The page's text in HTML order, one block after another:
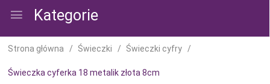
Kategorie
Strona główna Świeczki Świeczki cyfry
Świeczka cyferka 18 metalik złota 8cm